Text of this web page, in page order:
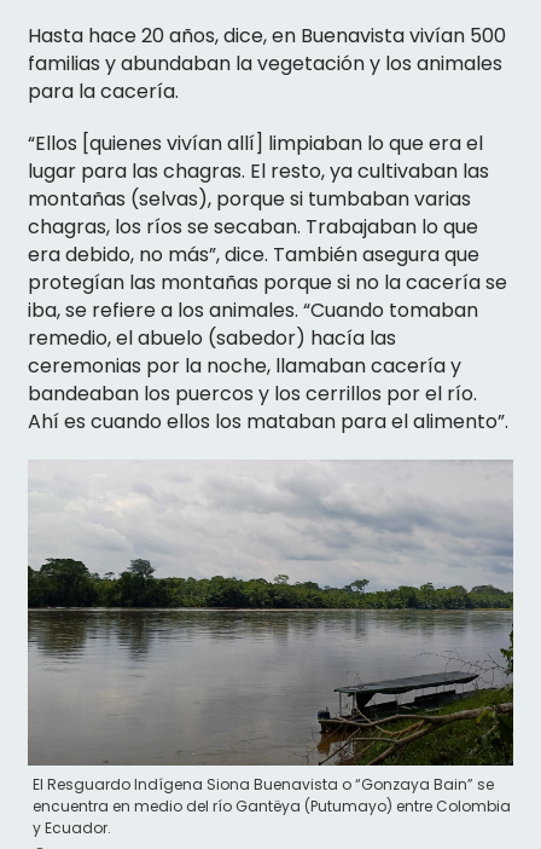
Hasta hace 20 años, dice, en Buenavista vivían 500
familias y abundaban la vegetación y los animales
para la cacería.
“Ellos [quienes vivían allí] limpiaban lo que era el
lugar para las chagras. El resto, ya cultivaban las
montañas (selvas), porque si tumbaban varias
chagras, los ríos se secaban. Trabajaban lo que
era debido, no más”, dice. También asegura que
protegían las montañas porque si no la cacería se
iba, se refiere a los animales. “Cuando tomaban
remedio, el abuelo (sabedor) hacía las
ceremonias por la noche, llamaban cacería y
bandeaban los puercos y los cerrillos por el río.
Ahí es cuando ellos los mataban para el alimento”.
El Resguardo Indígena Siona Buenavista o “Gonzaya Bain” se
encuentra en medio del río Gantëya (Putumayo) entre Colombia
y Ecuador.